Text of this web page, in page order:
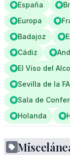
España
Europa
Badajoz
Cádiz
El Viso del
Sevilla de la
Sala de
Holanda